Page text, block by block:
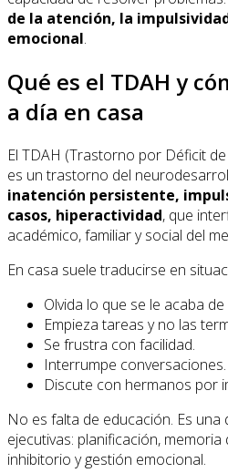
de la atención, la
emocional.
Qué es el TDAH y
a día en casa
El TDAH (Trastorno por Déficit
es un trastorno del
inatención persistente,
casos, hiperactividad, que
académico, familiar y social del
En casa suele traducirse en
Olvida lo que se le acaba de
Empieza tareas y no las
Se frustra con facilidad.
Interrumpe conversaciones.
Discute con hermanos por
No es falta de educación. Es
ejecutivas: planificación,
inhibitorio y gestión emocional.